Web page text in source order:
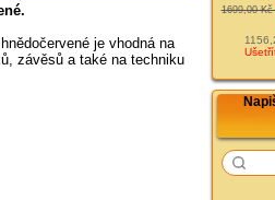
.
je vhodná na
závěsů a také na techniku
1699,00 Kč